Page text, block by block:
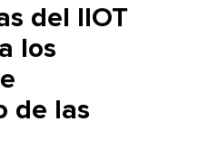
del IIOT
los
de las